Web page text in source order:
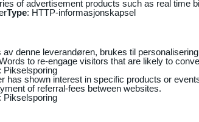
of advertisement products such as real time
Type: HTTP-informasjonskapsel
denne leverandøren, brukes til
to re-engage visitors that are likely to
: Pikselsporing
has shown interest in specific products or
of referral-fees between websites.
: Pikselsporing